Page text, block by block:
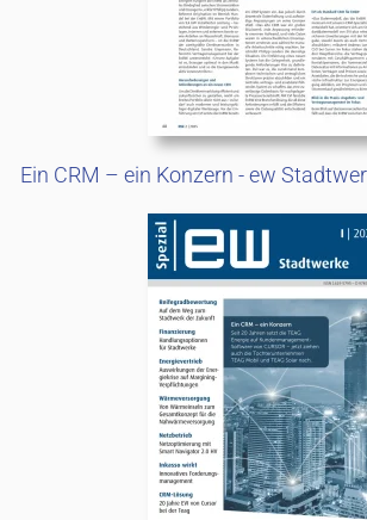
Ein CRM – ein Konzern - ew